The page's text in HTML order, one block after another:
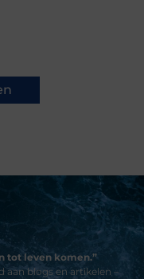
tot leven komen.”
aan blogs en artikelen –